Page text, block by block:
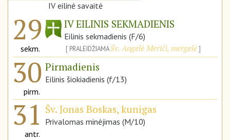
IV eilinė savaitė
29
sekm.
IV EILINIS SEKMADIENIS
Eilinis sekmadienis (F/6)
PRALEIDŽIAMAŠv. Angelė Meriči, mergelė
30
pirm.
Pirmadienis
Eilinis šiokiadienis (f/13)
31
antr.
Šv. Jonas Boskas, kunigas
Privalomas minėjimas (M/10)